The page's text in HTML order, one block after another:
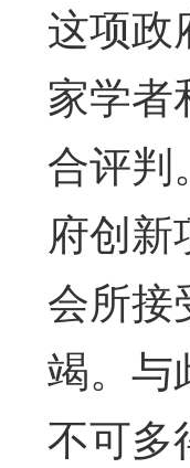
这项政
家学者
合评判
府创
会所接
竭。与
不可多